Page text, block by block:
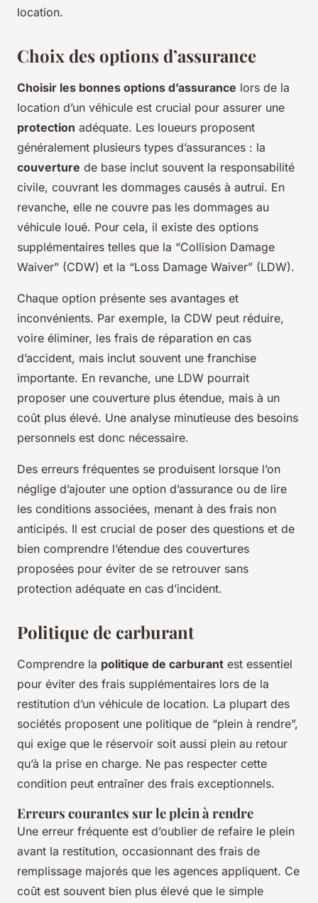
location.
Choix des options d’assurance
Choisir les bonnes options d’assurance lors de la
location d’un véhicule est crucial pour assurer une
protection adéquate. Les loueurs proposent
généralement plusieurs types d’assurances : la
couverture de base inclut souvent la responsabilité
civile, couvrant les dommages causés à autrui. En
revanche, elle ne couvre pas les dommages au
véhicule loué. Pour cela, il existe des options
supplémentaires telles que la “Collision Damage
Waiver” (CDW) et la “Loss Damage Waiver” (LDW).
Chaque option présente ses avantages et
inconvénients. Par exemple, la CDW peut réduire,
voire éliminer, les frais de réparation en cas
d’accident, mais inclut souvent une franchise
importante. En revanche, une LDW pourrait
proposer une couverture plus étendue, mais à un
coût plus élevé. Une analyse minutieuse des besoins
personnels est donc nécessaire.
Des erreurs fréquentes se produisent lorsque l’on
néglige d’ajouter une option d’assurance ou de lire
les conditions associées, menant à des frais non
anticipés. Il est crucial de poser des questions et de
bien comprendre l’étendue des couvertures
proposées pour éviter de se retrouver sans
protection adéquate en cas d’incident.
Politique de carburant
Comprendre la politique de carburant est essentiel
pour éviter des frais supplémentaires lors de la
restitution d’un véhicule de location. La plupart des
sociétés proposent une politique de “plein à rendre”,
qui exige que le réservoir soit aussi plein au retour
qu’à la prise en charge. Ne pas respecter cette
condition peut entraîner des frais exceptionnels.
Erreurs courantes sur le plein à rendre
Une erreur fréquente est d’oublier de refaire le plein
avant la restitution, occasionnant des frais de
remplissage majorés que les agences appliquent. Ce
coût est souvent bien plus élevé que le simple